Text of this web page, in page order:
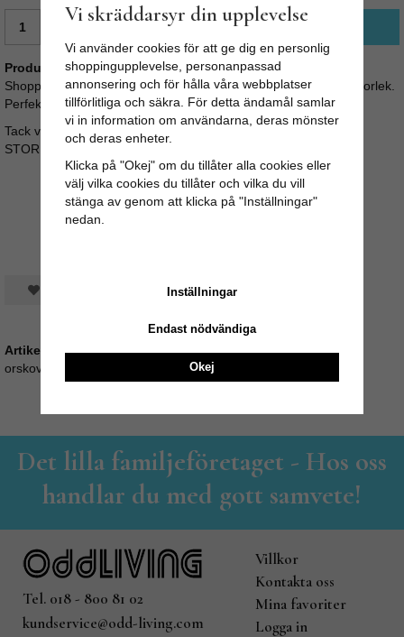
LÄGG I VARUKORG
Produktbeskrivning:
Shoppingkasse i 100% bomull. Snygg shoppingpåse i smidig storlek.
Perfekt som extra väska, på stranden eller när du ska handla.
Tack vare nätet blir påsen stretchig och blir väldigt rymlig.
STORLEK: B: 30cm H: 75cm
Spara som favorit
Artikelnummer:
orskov35_530217
Det lilla familjeföretaget - Hos oss
handlar du med gott samvete!
Tel. 018 - 800 81 02
kundservice@odd-living.com
Villkor
Kontakta oss
Mina favoriter
Logga in
Vi skräddarsyr din upplevelse
Vi använder cookies för att ge dig en personlig
shoppingupplevelse, personanpassad
annonsering och för hålla våra webbplatser
tillförlitliga och säkra. För detta ändamål samlar
vi in information om användarna, deras mönster
och deras enheter.
Klicka på "Okej" om du tillåter alla cookies eller
välj vilka cookies du tillåter och vilka du vill
stänga av genom att klicka på "Inställningar"
nedan.
Inställningar
Endast nödvändiga
Okej